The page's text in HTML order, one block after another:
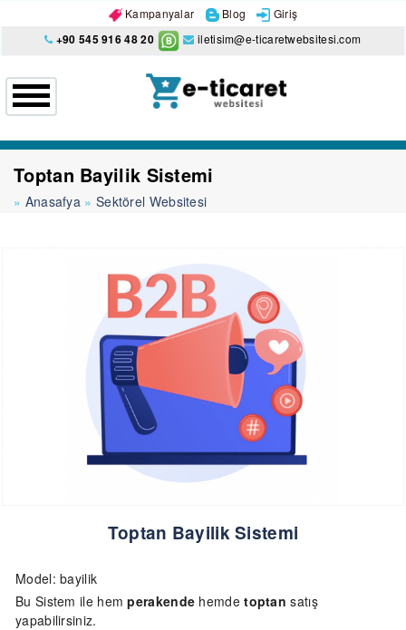
Kampanyalar Blog Giriş
+90 545 916 48 20 iletisim@e-ticaretwebsitesi.com
Toptan Bayilik Sistemi
Anasafya Sektörel Websitesi
Toptan Bayilik Sistemi
Model: bayilik
Bu Sistem ile hemperakende hemdetoptan satış
yapabilirsiniz.